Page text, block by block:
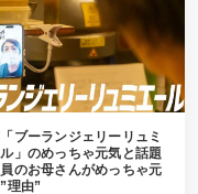
ブーランジェリーリュミ
」のめっちゃ元気と話題
のお母さんがめっちゃ元
理由”